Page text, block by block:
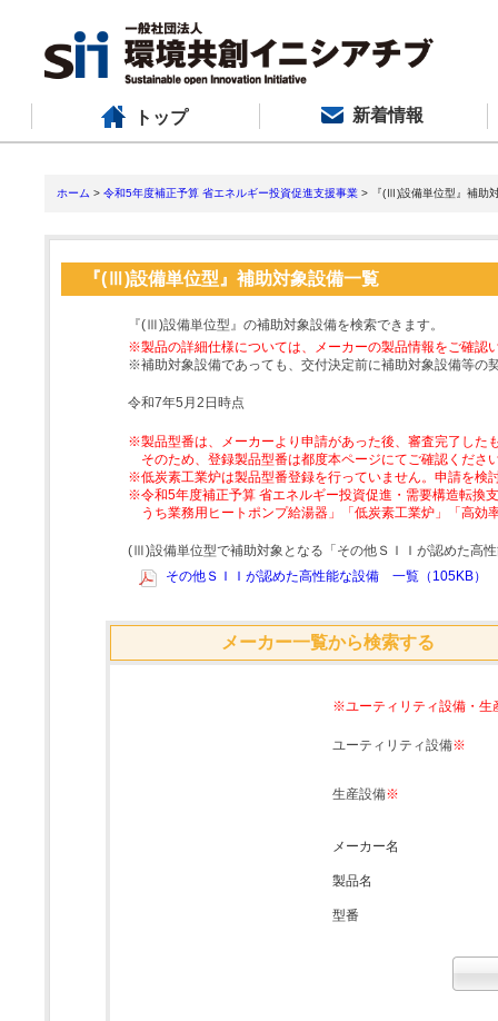
トップ 新着情報
ホーム > 令和5年度補正予算 省エネルギー投資促進支援事業 > 『(Ⅲ)設備単位型』補助
『(Ⅲ)設備単位型』補助対象設備一覧
『(Ⅲ)設備単位型』の補助対象設備を検索できます。
※製品の詳細仕様については、メーカーの製品情報をご確認
※補助対象設備であっても、交付決定前に補助対象設備等の
令和7年5月2日時点
※製品型番は、メーカーより申請があった後、審査完了した
そのため、登録製品型番は都度本ページにてご確認くださ
※低炭素工業炉は製品型番登録を行っていません。申請を検
※令和5年度補正予算 省エネルギー投資促進・需要構造転換
うち業務用ヒートポンプ給湯器」「低炭素工業炉」「高
(Ⅲ)設備単位型で補助対象となる「その他ＳＩＩが認めた高
その他ＳＩＩが認めた高性能な設備 一覧（105KB）
メーカー一覧から検索する
※ユーティリティ設備・生
ユーティリティ設備※
生産設備※
メーカー名
製品名
型番